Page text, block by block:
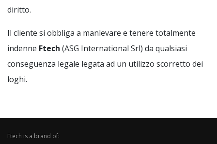
diritto.
Il cliente si obbliga a manlevare e tenere totalmente
indenne Ftech (ASG International Srl) da qualsiasi
conseguenza legale legata ad un utilizzo scorretto dei
loghi.
Ftech is a brand of: